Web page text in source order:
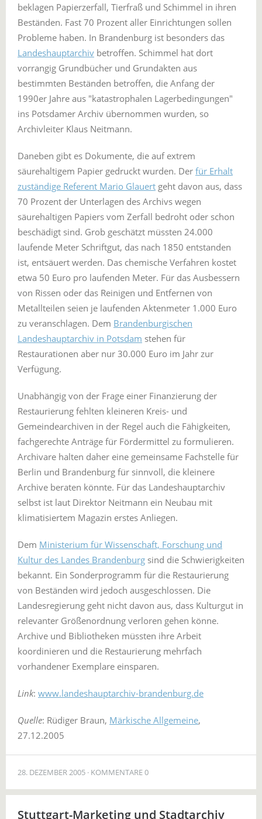
beklagen Papierzerfall, Tierfraß und Schimmel in ihren
Beständen. Fast 70 Prozent aller Einrichtungen sollen
Probleme haben. In Brandenburg ist besonders das
Landeshauptarchiv betroffen. Schimmel hat dort
vorrangig Grundbücher und Grundakten aus
bestimmten Beständen betroffen, die Anfang der
1990er Jahre aus "katastrophalen Lagerbedingungen"
ins Potsdamer Archiv übernommen wurden, so
Archivleiter Klaus Neitmann.
Daneben gibt es Dokumente, die auf extrem
säurehaltigem Papier gedruckt wurden. Der für Erhalt
zuständige Referent Mario Glauert geht davon aus, dass
70 Prozent der Unterlagen des Archivs wegen
säurehaltigen Papiers vom Zerfall bedroht oder schon
beschädigt sind. Grob geschätzt müssten 24.000
laufende Meter Schriftgut, das nach 1850 entstanden
ist, entsäuert werden. Das chemische Verfahren kostet
etwa 50 Euro pro laufenden Meter. Für das Ausbessern
von Rissen oder das Reinigen und Entfernen von
Metallteilen seien je laufenden Aktenmeter 1.000 Euro
zu veranschlagen. Dem Brandenburgischen
Landeshauptarchiv in Potsdam stehen für
Restaurationen aber nur 30.000 Euro im Jahr zur
Verfügung.
Unabhängig von der Frage einer Finanzierung der
Restaurierung fehlten kleineren Kreis- und
Gemeindearchiven in der Regel auch die Fähigkeiten,
fachgerechte Anträge für Fördermittel zu formulieren.
Archivare halten daher eine gemeinsame Fachstelle für
Berlin und Brandenburg für sinnvoll, die kleinere
Archive beraten könnte. Für das Landeshauptarchiv
selbst ist laut Direktor Neitmann ein Neubau mit
klimatisiertem Magazin erstes Anliegen.
Dem Ministerium für Wissenschaft, Forschung und
Kultur des Landes Brandenburg sind die Schwierigkeiten
bekannt. Ein Sonderprogramm für die Restaurierung
von Beständen wird jedoch ausgeschlossen. Die
Landesregierung geht nicht davon aus, dass Kulturgut in
relevanter Größenordnung verloren gehen könne.
Archive und Bibliotheken müssten ihre Arbeit
koordinieren und die Restaurierung mehrfach
vorhandener Exemplare einsparen.
Link: www.landeshauptarchiv-brandenburg.de
Quelle: Rüdiger Braun, Märkische Allgemeine,
27.12.2005
28. DEZEMBER 2005 KOMMENTARE 0
Stuttgart-Marketing und Stadtarchiv